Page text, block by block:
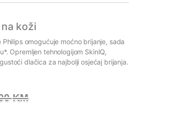
koži
omogućuje moćno brijanje, sada
Opremljen tehnologijom SkinIQ,
dlačica za najbolji osjećaj brijanja.
KM